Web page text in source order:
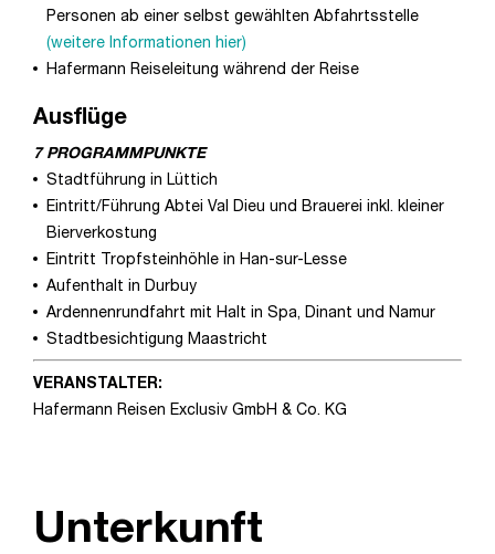
Personen ab einer selbst gewählten Abfahrtsstelle
(weitere Informationen hier)
Hafermann Reiseleitung während der Reise
Ausflüge
7 PROGRAMMPUNKTE
Stadtführung in Lüttich
Eintritt/Führung Abtei Val Dieu und Brauerei inkl. kleiner
Bierverkostung
Eintritt Tropfsteinhöhle in Han-sur-Lesse
Aufenthalt in Durbuy
Ardennenrundfahrt mit Halt in Spa, Dinant und Namur
Stadtbesichtigung Maastricht
VERANSTALTER:
Hafermann Reisen Exclusiv GmbH & Co. KG
Unterkunft